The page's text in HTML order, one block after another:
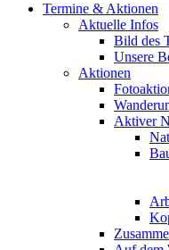
Termine & Aktionen
Aktuelle Infos
Bild des
Unsere
Aktionen
Aktiver